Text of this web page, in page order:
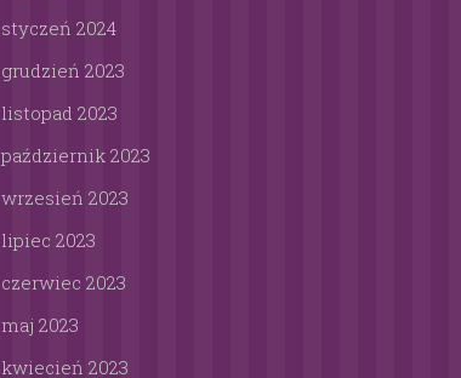
styczeń 2024
grudzień 2023
listopad 2023
październik 2023
wrzesień 2023
lipiec 2023
czerwiec 2023
maj 2023
kwiecień 2023